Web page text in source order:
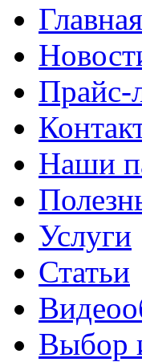
Главная
Прайс-
Наши
Услуги
Статьи
Выбор